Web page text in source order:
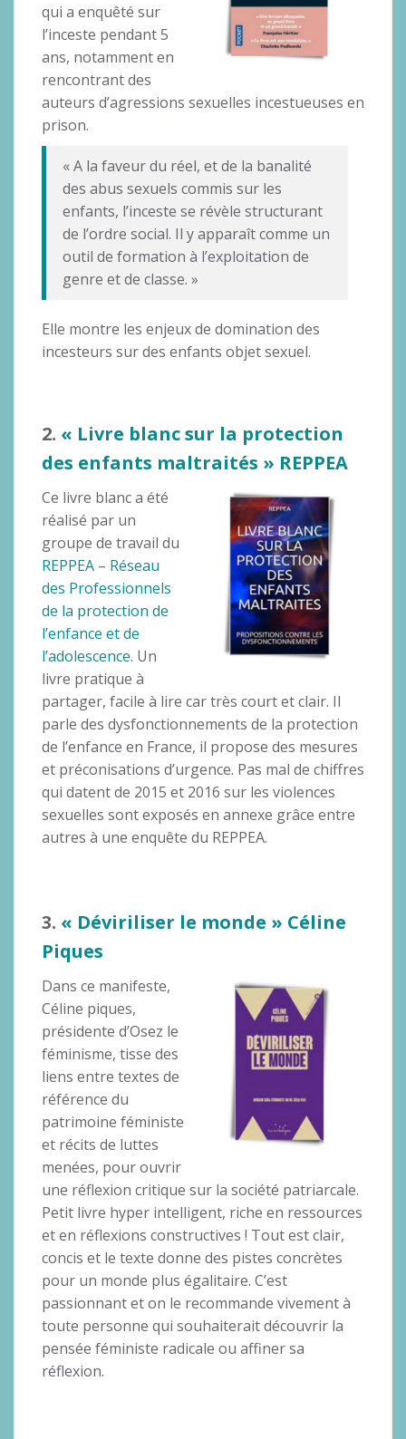
qui a enquêté sur
l’inceste pendant 5
ans, notamment en
rencontrant des
auteurs d’agressions sexuelles incestueuses en
prison.
« A la faveur du réel, et de la banalité
des abus sexuels commis sur les
enfants, l’inceste se révèle structurant
de l’ordre social. Il y apparaît comme un
outil de formation à l’exploitation de
genre et de classe. »
Elle montre les enjeux de domination des
incesteurs sur des enfants objet sexuel.
2. « Livre blanc sur la protection
des enfants maltraités » REPPEA
Ce livre blanc a été
réalisé par un
groupe de travail du
REPPEA – Réseau
des Professionnels
de la protection de
l’enfance et de
l’adolescence. Un
livre pratique à
partager, facile à lire car très court et clair. Il
parle des dysfonctionnements de la protection
de l’enfance en France, il propose des mesures
et préconisations d’urgence. Pas mal de chiffres
qui datent de 2015 et 2016 sur les violences
sexuelles sont exposés en annexe grâce entre
autres à une enquête du REPPEA.
3. « Déviriliser le monde » Céline
Piques
Dans ce manifeste,
Céline piques,
présidente d’Osez le
féminisme, tisse des
liens entre textes de
référence du
patrimoine féministe
et récits de luttes
menées, pour ouvrir
une réflexion critique sur la société patriarcale.
Petit livre hyper intelligent, riche en ressources
et en réflexions constructives ! Tout est clair,
concis et le texte donne des pistes concrètes
pour un monde plus égalitaire. C’est
passionnant et on le recommande vivement à
toute personne qui souhaiterait découvrir la
pensée féministe radicale ou affiner sa
réflexion.